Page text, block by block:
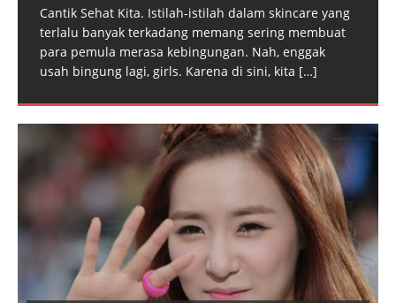
Cantik Sehat Kita. Istilah-istilah dalam skincare yang
terlalu banyak terkadang memang sering membuat
para pemula merasa kebingungan. Nah, enggak
usah bingung lagi, girls. Karena di sini, kita […]